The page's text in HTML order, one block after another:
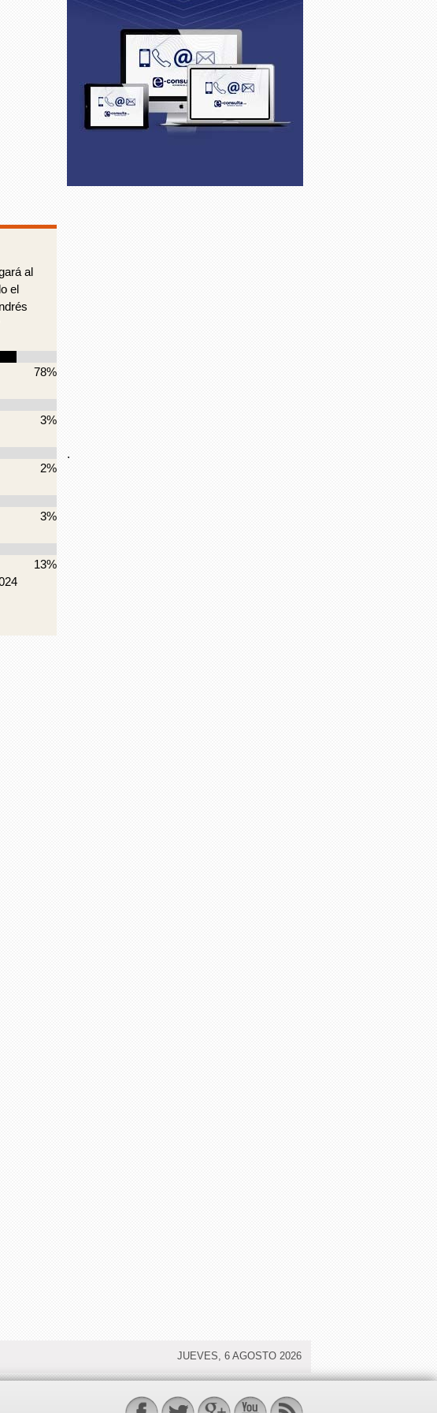
al
el
78%
3%
2%
3%
13%
.
JUEVES, 6 AGOSTO 2026